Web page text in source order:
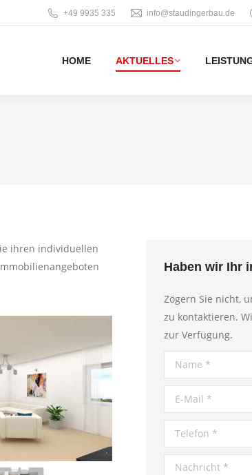
+49 9935 335 info@staudingerbau.de
HOME AKTUELLES
ihren individuellen
Haben wir Ihr
Zögern Sie nicht,
zu kontaktieren.
zur Verfügung.
Name *
E-Mail *
Telefon *
Nachricht *